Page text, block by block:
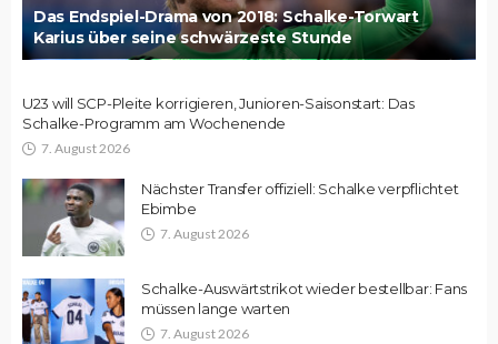
Das Endspiel-Drama von 2018: Schalke-Torwart
Karius über seine schwärzeste Stunde
U23 will SCP-Pleite korrigieren, Junioren-Saisonstart: Das
Schalke-Programm am Wochenende
7. August 2026
Nächster Transfer offiziell: Schalke verpflichtet
Ebimbe
7. August 2026
Schalke-Auswärtstrikot wieder bestellbar: Fans
müssen lange warten
7. August 2026